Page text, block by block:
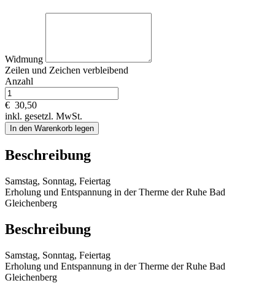
Widmung
Zeilen und Zeichen verbleibend
Anzahl
€ 30,50
inkl. gesetzl. MwSt.
In den Warenkorb legen
Beschreibung
Samstag, Sonntag, Feiertag
Erholung und Entspannung in der Therme der Ruhe Bad
Gleichenberg
Beschreibung
Samstag, Sonntag, Feiertag
Erholung und Entspannung in der Therme der Ruhe Bad
Gleichenberg